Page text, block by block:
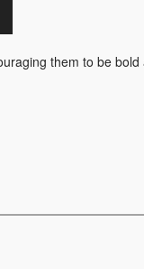
them to be bold